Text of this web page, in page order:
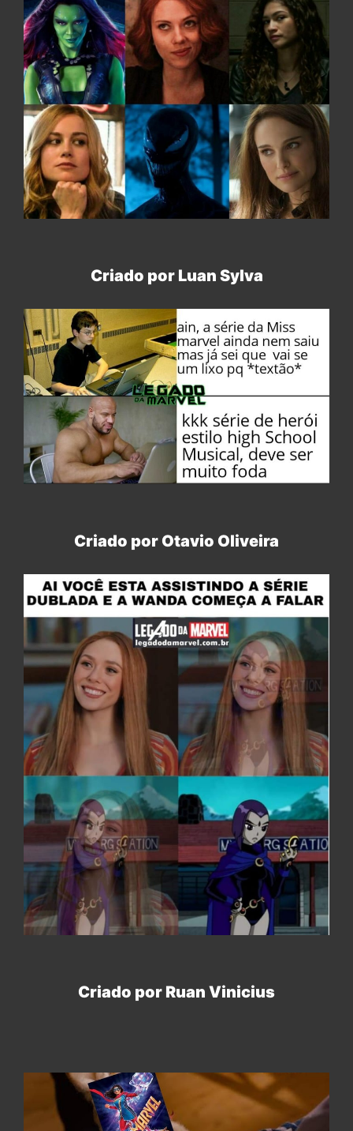
Criado por Luan Sylva
Criado por Otavio Oliveira
Criado por Ruan Vinicius